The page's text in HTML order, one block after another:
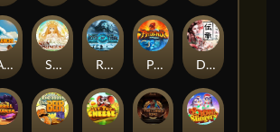
Avalanche SUN PRINCESS Phoenix Densho
Rise of Ymir